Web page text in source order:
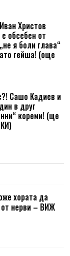
Христов
обсебен от
я боли глава“
гейша! (още
Сашо Кадиев и
в друг
кореми! (ще
хората да
нерви – ВИЖ